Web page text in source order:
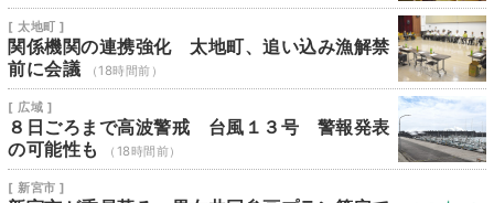
[ 太地町 ]
関係機関の連携強化 太地町、追い込み漁解禁
前に会議
（18時間前）
[ 広域 ]
８日ごろまで高波警戒 台風１３号 警報発表
の可能性も
（18時間前）
[ 新宮市 ]